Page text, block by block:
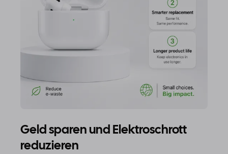
Geld sparen und Elektroschrott
reduzieren